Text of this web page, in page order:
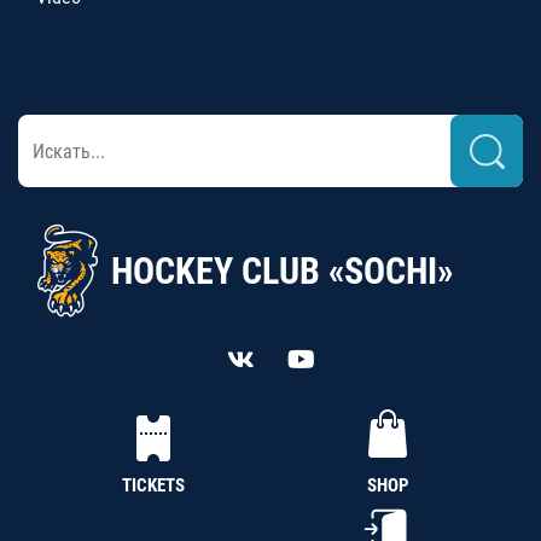
HOCKEY CLUB «SOCHI»
TICKETS SHOP